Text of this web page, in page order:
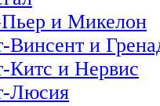
и Микелон
Винсент и
Китс и Нервис
Люсия